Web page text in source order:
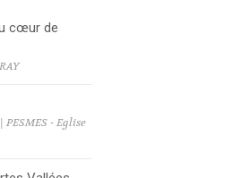
cœur de
PESMES - Eglise